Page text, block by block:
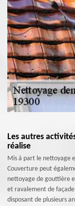
Les autres
réalise
Mis à part le nettoyage
Couverture peut
nettoyage de gouttière
et ravalement de
disposant de plusieurs